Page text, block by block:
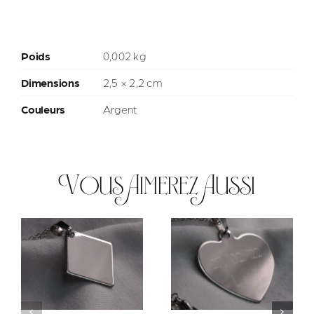
Poids
0,002 kg
Dimensions
2,5 × 2,2 cm
Couleurs
Argent
Vous Aimerez Aussi